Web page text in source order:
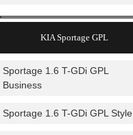
KIA Sportage GPL
Sportage 1.6 T-GDi GPL
Business
Sportage 1.6 T-GDi GPL Style